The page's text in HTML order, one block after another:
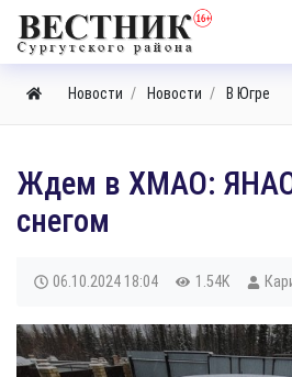
Новости Новости В Югре
Ждем в ХМАО: ЯНАО
снегом
06.10.2024 18:04 1.54K